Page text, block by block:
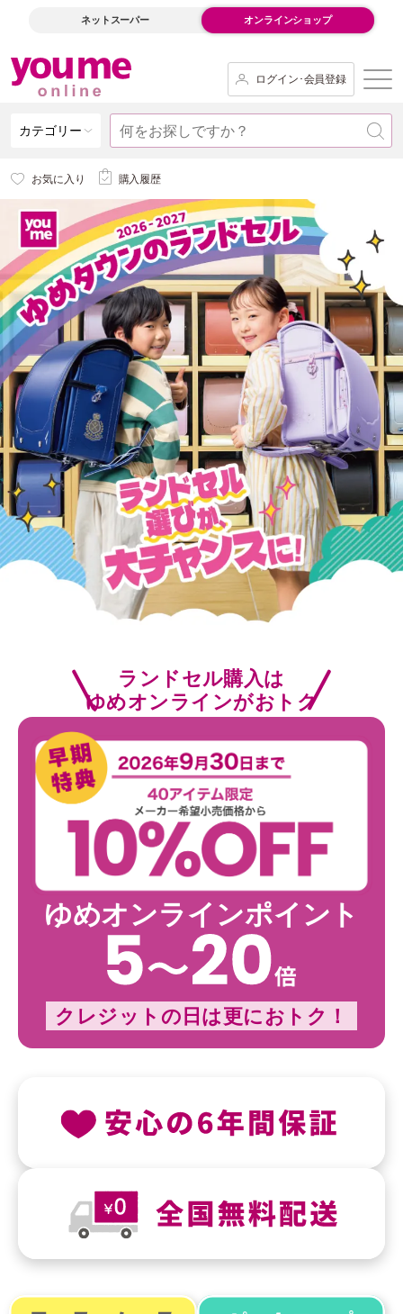
ネットスーパー オンラインショップ
ログイン･会員登録
カテゴリー
お気に入り 購入履歴
ランドセル購入は
ゆめオンラインがおトク
ゆめオンラインポイント
クレジットの日は更におトク！